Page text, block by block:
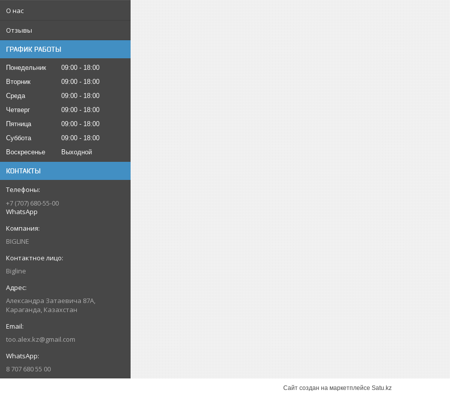
О нас
Отзывы
ГРАФИК РАБОТЫ
Понедельник 09:00
18:00
Вторник
09:00
18:00
Среда
09:00
18:00
Четверг
09:00
18:00
Пятница
09:00
18:00
Суббота
09:00
18:00
Воскресенье
Выходной
КОНТАКТЫ
+7 (707) 680-55-00
WhatsApp
BIGLINE
Bigline
Александра Затаевича 87А,
Караганда, Казахстан
too.alex.kz@gmail.com
8 707 680 55 00
Сайт создан на маркетплейсе Satu.kz